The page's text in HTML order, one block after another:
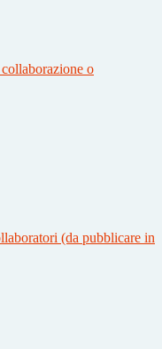
o
(da pubblicare in